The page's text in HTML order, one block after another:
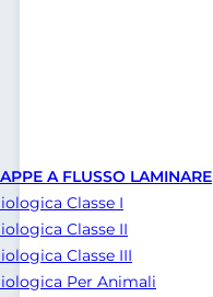
A FLUSSO LAMINARE
Classe I
Classe II
Classe III
Per Animali